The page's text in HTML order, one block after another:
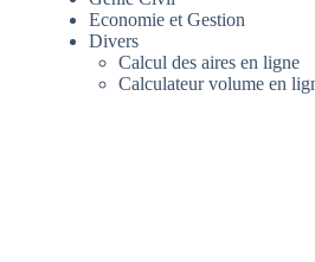
Economie et Gestion
Divers
Calcul des aires en ligne
Calculateur volume en